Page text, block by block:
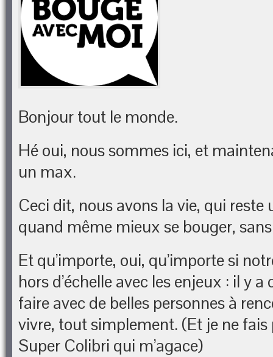
Bonjour tout le monde.
Hé oui, nous sommes ici, et
un max.
Ceci dit, nous avons la vie, qui reste
quand même mieux se bouger,
Et qu’importe, oui, qu’importe si
hors d’échelle avec les enjeux : il y a
faire avec de belles personnes à
vivre, tout simplement. (Et je ne fais
Super Colibri qui m’agace)